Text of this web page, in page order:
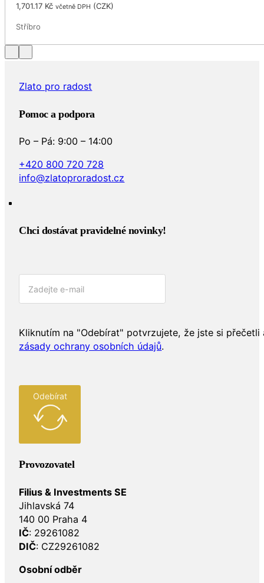
1,701.17 Kč včetně DPH (CZK)
Stříbro
Zlato pro radost
Pomoc a podpora
Po – Pá: 9:00 – 14:00
+420 800 720 728
info@zlatoproradost.cz
Chci dostávat pravidelné novinky!​
Kliknutím na "Odebírat" potvrzujete, že jste si přečetli
zásady ochrany osobních údajů.
Odebírat
Provozovatel
Filius & Investments SE
Jihlavská 74
140 00 Praha 4
IČ: 29261082
DIČ: CZ29261082
Osobní odběr